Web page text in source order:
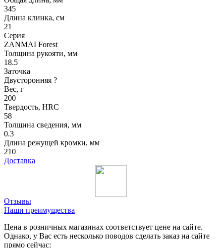
345
Длина клинка, см
21
Серия
ZANMAI Forest
Толщина рукояти, мм
18.5
Заточка
Двусторонняя ?
Вес, г
200
Твердость, HRC
58
Толщина сведения, мм
0.3
Длина режущей кромки, мм
210
Доставка
Отзывы
Наши преимущества
Цена в розничных магазинах соответствует цене на сайте.
Однако, у Вас есть несколько поводов сделать заказ на сайте
прямо сейчас: